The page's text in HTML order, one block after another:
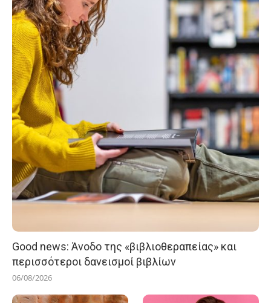
Good news: Άνοδο της «βιβλιοθεραπείας» και
περισσότεροι δανεισμοί βιβλίων
06/08/2026